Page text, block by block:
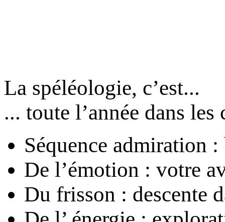
La spéléologie, c’est...
... toute l’année dans les
Séquence admiration
De l’émotion : votre
Du frisson : descente